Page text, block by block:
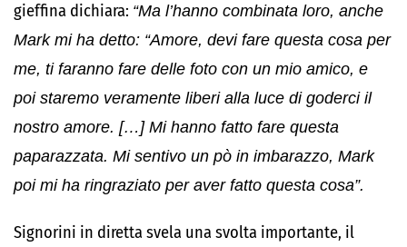
gieffina dichiara: “Ma l’hanno combinata loro, anche
Mark mi ha detto: “Amore, devi fare questa cosa per
me, ti faranno fare delle foto con un mio amico, e
poi staremo veramente liberi alla luce di goderci il
nostro amore. […] Mi hanno fatto fare questa
paparazzata. Mi sentivo un pò in imbarazzo, Mark
poi mi ha ringraziato per aver fatto questa cosa”.
Signorini in diretta svela una svolta importante, il